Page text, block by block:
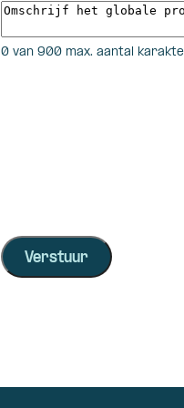
0 van 900 max. aantal